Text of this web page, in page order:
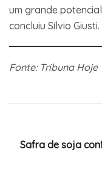
um grande
concluiu Sílvio Giusti.
Fonte: Tribuna Hoje
Safra de soja